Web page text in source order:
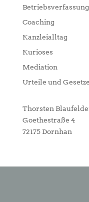
Coaching
Kanzleialltag
Kurioses
Mediation
Urteile und Gesetze
Thorsten
Goethestraße 4
72175 Dornhan